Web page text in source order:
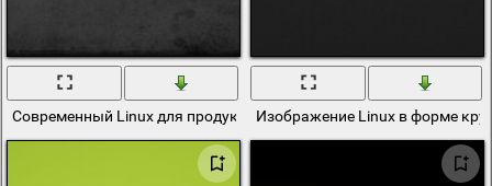
Современный Linux для продуктивной работыИзображение Linux в форме